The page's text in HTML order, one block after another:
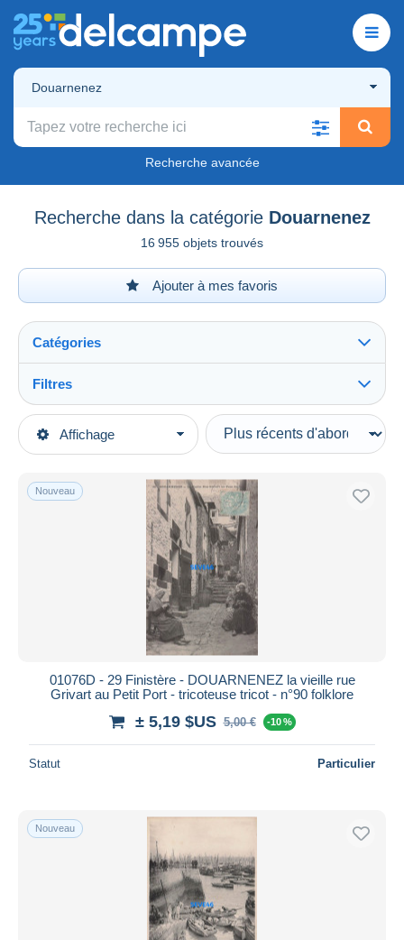
Douarnenez
Recherche avancée
Recherche dans la catégorie Douarnenez
16 955 objets trouvés
Ajouter à mes favoris
Affichage
Catégories
Catégories principales
Europe
Filtres
Types de vente
En cours
Prix fixes
Enchères avec offres
Enchères sans offres
Maisons de vente
Toutes les durées
depuis
Prix
Uniquement en réduction
Livraison gratuite
Méthodes de paiement
Virement bancaire
Nouveau
01076D - 29 Finistère - DOUARNENEZ la vieille rue
Grivart au Petit Port - tricoteuse tricot - n°90 folklore
± 5,19 $US 5,00 € -10 %
Statut Particulier
Nouveau